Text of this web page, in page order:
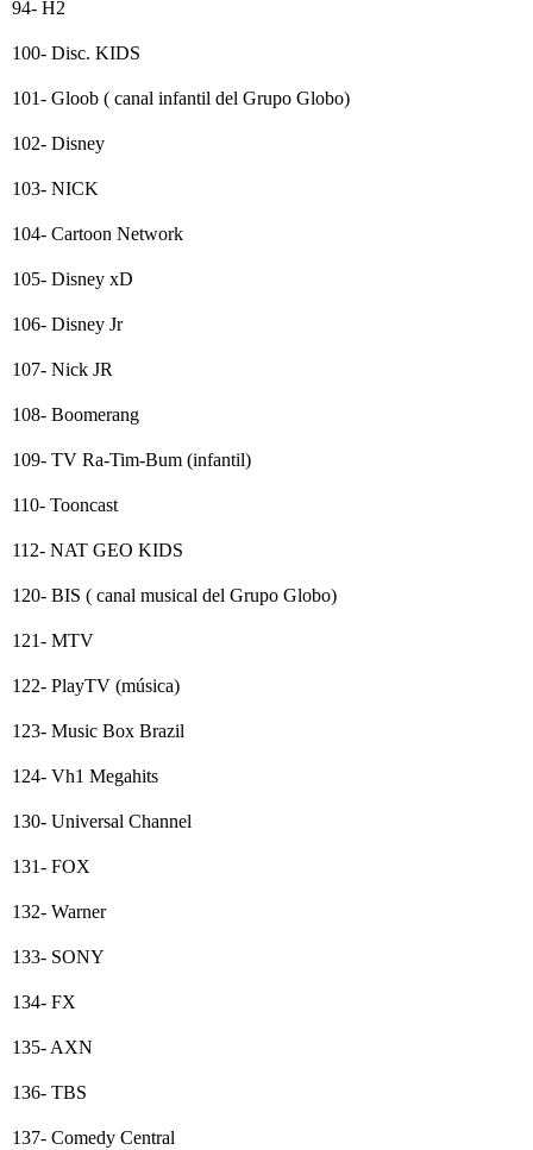
94- H2
100- Disc. KIDS
101- Gloob ( canal infantil del Grupo Globo)
102- Disney
103- NICK
104- Cartoon Network
105- Disney xD
106- Disney Jr
107- Nick JR
108- Boomerang
109- TV Ra-Tim-Bum (infantil)
110- Tooncast
112- NAT GEO KIDS
120- BIS ( canal musical del Grupo Globo)
121- MTV
122- PlayTV (música)
123- Music Box Brazil
124- Vh1 Megahits
130- Universal Channel
131- FOX
132- Warner
133- SONY
134- FX
135- AXN
136- TBS
137- Comedy Central